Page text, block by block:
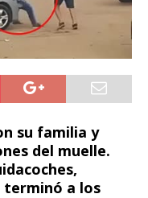
su familia y
del muelle.
terminó a los